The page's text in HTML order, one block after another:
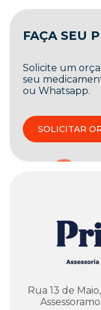
FAÇA SEU
Solicite um
seu
ou Whatsapp.
SOLICITAR
Rua 13 de